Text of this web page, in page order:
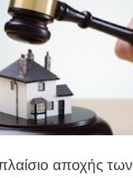
αποχής των